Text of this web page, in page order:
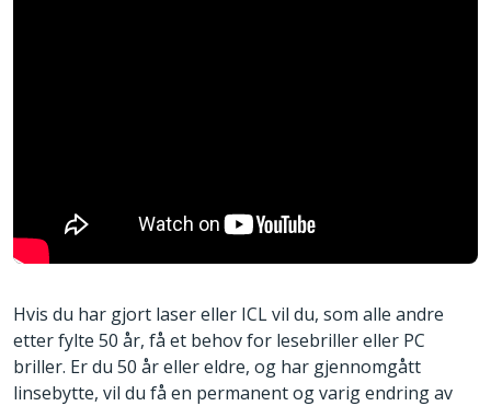
Hvis du har gjort laser eller ICL vil du, som alle andre
etter fylte 50 år, få et behov for lesebriller eller PC
briller. Er du 50 år eller eldre, og har gjennomgått
linsebytte, vil du få en permanent og varig endring av